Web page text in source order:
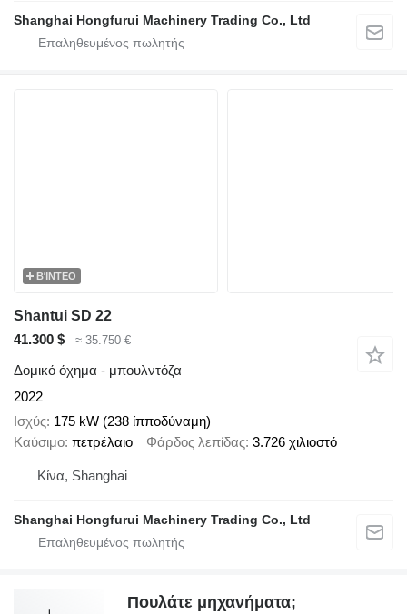
Shanghai Hongfurui Machinery Trading Co., Ltd
ΒΊΝΤΕΟ
Shantui SD 22
41.300 $
≈ 35.750 €
Δομικό όχημα - μπουλντόζα
2022
Ισχύς 175 kW (238 ίπποδύναμη)
Καύσιμο πετρέλαιο Φάρδος λεπίδας 3.726 χιλιοστό
Κίνα, Shanghai
Shanghai Hongfurui Machinery Trading Co., Ltd
Πουλάτε μηχανήματα;